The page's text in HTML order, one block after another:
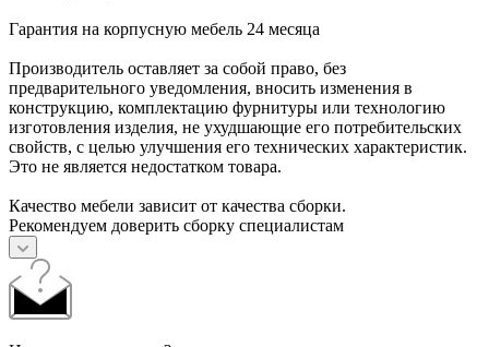
Гарантия на корпусную мебель 24 месяца
Производитель оставляет за собой право, без
предварительного уведомления, вносить изменения в
конструкцию, комплектацию фурнитуры или технологию
изготовления изделия, не ухудшающие его потребительских
свойств, с целью улучшения его технических характеристик.
Это не является недостатком товара.
Качество мебели зависит от качества сборки.
Рекомендуем доверить сборку специалистам